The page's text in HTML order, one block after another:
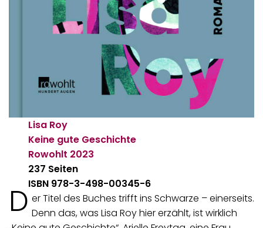
Lisa Roy
Keine gute Geschichte
Rowohlt 2023
237 Seiten
ISBN 978-3-498-00345-6
D er Titel des Buches trifft ins Schwarze – einerseits.
Denn das, was Lisa Roy hier erzählt, ist wirklich